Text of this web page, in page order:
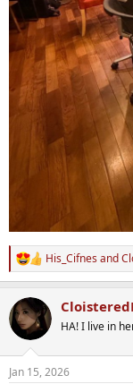
R
e
c
t
i
s
His_Cifnes and
HA! I live in
Jan 15, 2026